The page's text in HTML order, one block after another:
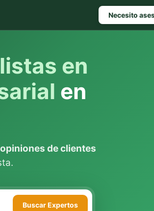
Necesito
en
en
opiniones de clientes
BuscarExpertos